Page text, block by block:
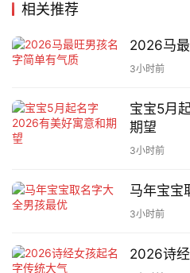
勇：指勇敢、胆大，取名
敢：意为有勇气、有胆量。
lóu yǒng miǎo
勇：指勇敢、胆大，取名
相关推荐
2026马
3小时前
宝宝5月
期望
3小时前
马年宝宝
3小时前
2026诗